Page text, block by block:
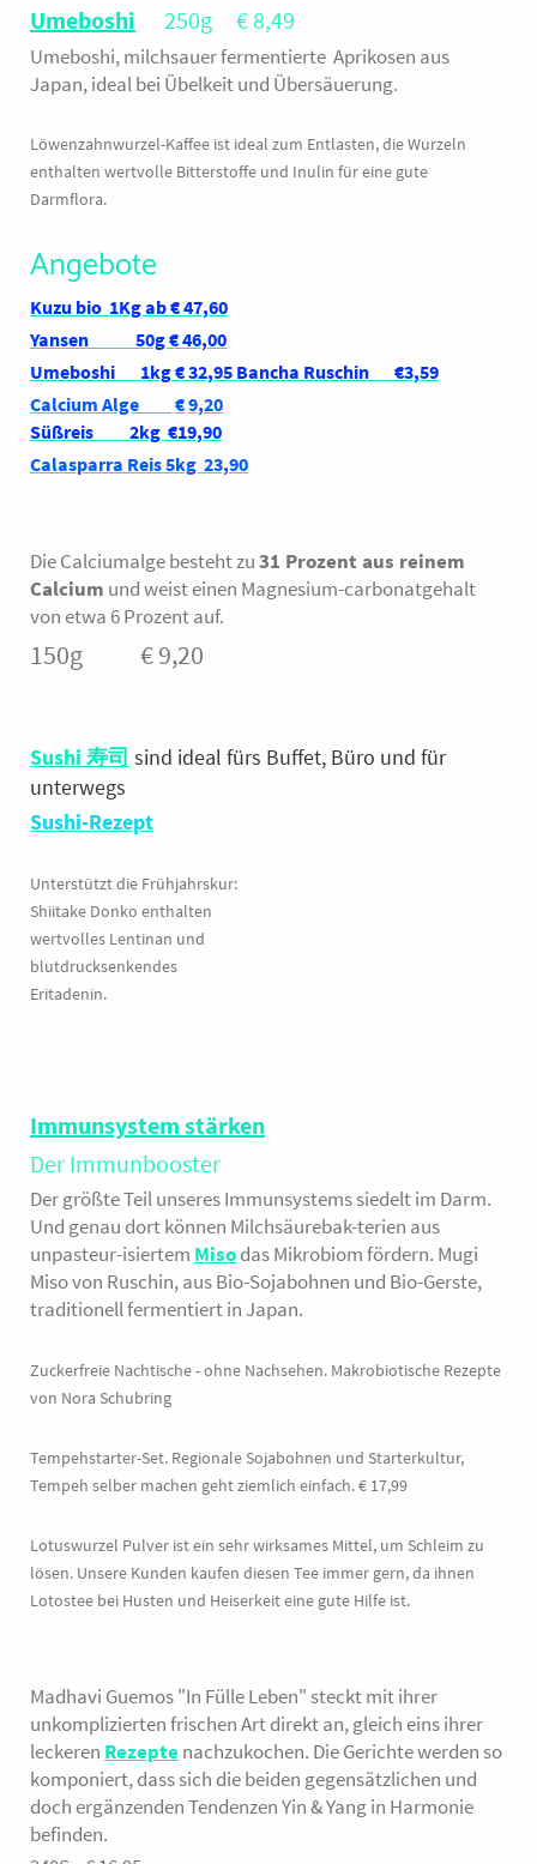
Umeboshi 250g € 8,49
Umeboshi, milchsauer fermentierte Aprikosen aus
Japan, ideal bei Übelkeit und Übersäuerung.
Löwenzahnwurzel-Kaffee ist ideal zum Entlasten, die Wurzeln
enthalten wertvolle Bitterstoffe und Inulin für eine gute
Darmflora.
Angebote
Kuzu bio 1Kg ab € 47,60
Yansen 50g € 46,00
Umeboshi
1kg€ 32,95 Bancha Ruschin €3,59
Calcium Alge
€9,20
Süßreis 2kg €19,90
Calasparra Reis 5kg 23,90
Die Calciumalge besteht zu31 Prozent aus reinem
Calcium und weist einen Magnesium-carbonatgehalt
von etwa 6 Prozent auf.
150g € 9,20
Sushi 寿司 sind ideal fürs Buffet, Büro und für
unterwegs
Sushi-Rezept
Unterstützt die Frühjahrskur:
Shiitake Donko enthalten
wertvolles Lentinan und
blutdrucksenkendes
Eritadenin.
Immunsystem stärken
Der Immunbooster
Der größte Teil unseres Immunsystems siedelt im Darm.
Und genau dort können Milchsäurebak-terien aus
unpasteur-isiertem Misodas Mikrobiom fördern. Mugi
Miso von Ruschin, aus Bio-Sojabohnen und Bio-Gerste,
traditionell fermentiert in Japan.
Zuckerfreie Nachtische - ohne Nachsehen. Makrobiotische Rezepte
von Nora Schubring
Tempehstarter-Set. Regionale Sojabohnen und Starterkultur,
Tempeh selber machen geht ziemlich einfach. € 17,99
Lotuswurzel Pulver ist ein sehr wirksames Mittel, um Schleim zu
lösen. Unsere Kunden kaufen diesen Tee immer gern, da ihnen
Lotostee bei Husten und Heiserkeit eine gute Hilfe ist.
Madhavi Guemos "In Fülle Leben" steckt mit ihrer
unkomplizierten frischen Art direkt an, gleich eins ihrer
leckeren Rezeptenachzukochen. Die Gerichte werden so
komponiert, dass sich die beiden gegensätzlichen und
doch ergänzenden Tendenzen Yin & Yang in Harmonie
befinden.